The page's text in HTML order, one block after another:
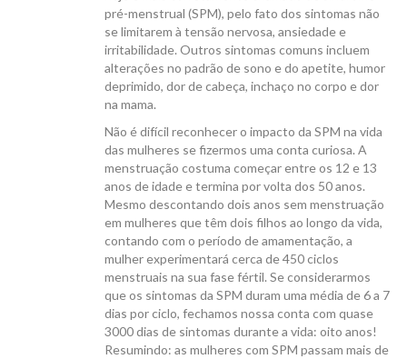
pré-menstrual (SPM), pelo fato dos sintomas não
se limitarem à tensão nervosa, ansiedade e
irritabilidade. Outros sintomas comuns incluem
alterações no padrão de sono e do apetite, humor
deprimido, dor de cabeça, inchaço no corpo e dor
na mama.
Não é difícil reconhecer o impacto da SPM na vida
das mulheres se fizermos uma conta curiosa. A
menstruação costuma começar entre os 12 e 13
anos de idade e termina por volta dos 50 anos.
Mesmo descontando dois anos sem menstruação
em mulheres que têm dois filhos ao longo da vida,
contando com o período de amamentação, a
mulher experimentará cerca de 450 ciclos
menstruais na sua fase fértil. Se considerarmos
que os sintomas da SPM duram uma média de 6 a 7
dias por ciclo, fechamos nossa conta com quase
3000 dias de sintomas durante a vida: oito anos!
Resumindo: as mulheres com SPM passam mais de